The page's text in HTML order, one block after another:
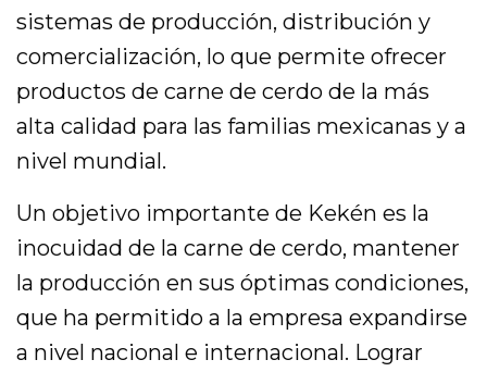
sistemas de producción, distribución y
comercialización, lo que permite ofrecer
productos de carne de cerdo de la más
alta calidad para las familias mexicanas y a
nivel mundial.
Un objetivo importante de Kekén es la
inocuidad de la carne de cerdo, mantener
la producción en sus óptimas condiciones,
que ha permitido a la empresa expandirse
a nivel nacional e internacional. Lograr